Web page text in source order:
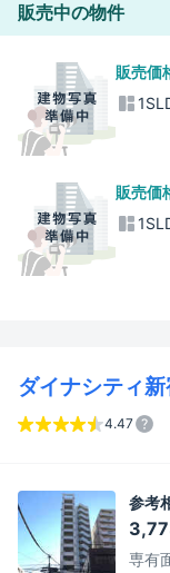
販売中の物件
販売価
販売価
ダイナシティ
4.47
参考
専有